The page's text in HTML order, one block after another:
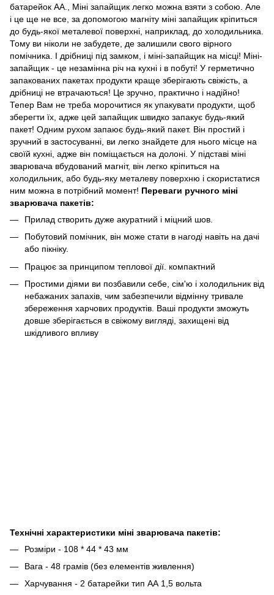
батарейок АА., Міні запайщик легко можна взяти з собою. Але
і це ще не все, за допомогою магніту міні запайщик кріпиться
до будь-якої металевої поверхні, наприклад, до холодильника.
Тому ви ніколи не забудете, де залишили свого вірного
помічника. І дрібниці під замком, і міні-запайщик на місці! Міні-
запайщик - це незамінна річ на кухні і в побуті! У герметично
запакованих пакетах продукти краще зберігають свіжість, а
дрібниці не втрачаються! Це зручно, практично і надійно!
Тепер Вам не треба морочитися як упакувати продукти, щоб
зберегти їх, адже цей запайщик швидко запакує будь-який
пакет! Одним рухом запаює будь-який пакет. Він простий і
зручний в застосуванні, ви легко знайдете для нього місце на
своїй кухні, адже він поміщається на долоні. У підставі міні
зварювача вбудований магніт, він легко кріпиться на
холодильник, або будь-яку металеву поверхню і скористатися
ним можна в потрібний момент! Переваги ручного міні
зварювача пакетів:
Прилад створить дуже акуратний і міцний шов.
Побутовий помічник, він може стати в нагоді навіть на дачі
або пікніку.
Працює за принципом теплової дії. компактний
Простими діями ви позбавили себе, сім'ю і холодильник від
небажаних запахів, чим забезпечили відмінну тривале
збереження харчових продуктів. Ваші продукти зможуть
довше зберігається в свіжому вигляді, захищені від
шкідливого впливу
Технічні характеристики міні зварювача пакетів:
Розміри - 108 * 44 * 43 мм
Вага - 48 грамів (без елементів живлення)
Харчування - 2 батарейки тип АА 1,5 вольта